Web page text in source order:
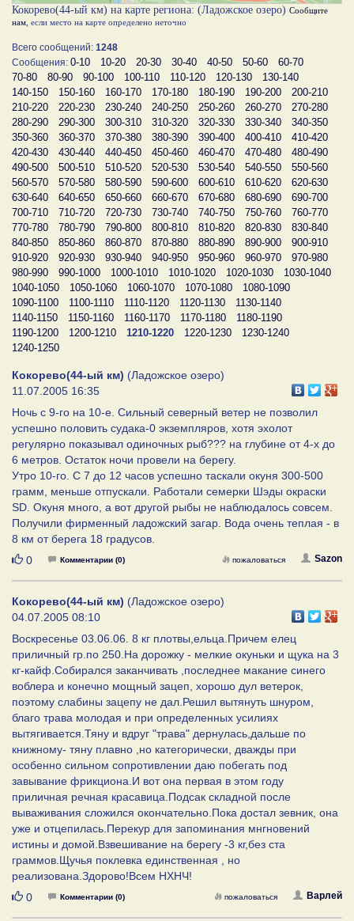
Кокорево(44-ый км) на карте региона: (Ладожское озеро) Сообщите
нам , если место на карте определено неточно
Всего сообщений: 1248
Сообщения: 0-10 10-20 20-30 30-40 40-50 50-60
60-70
70-80
80-90 90-100 100-110 110-120 120-130
130-140
140-150
150-160 160-170 170-180 180-190 190-200
200-210
210-220
220-230 230-240 240-250 250-260 260-270
270-280
280-290
290-300 300-310 310-320 320-330 330-340
340-350
350-360
360-370 370-380 380-390 390-400 400-410
410-420
420-430
430-440 440-450 450-460 460-470 470-480
480-490
490-500
500-510 510-520 520-530 530-540 540-550
550-560
560-570
570-580 580-590 590-600 600-610 610-620
620-630
630-640
640-650 650-660 660-670 670-680 680-690
690-700
700-710
710-720 720-730 730-740 740-750 750-760
760-770
770-780
780-790 790-800 800-810 810-820 820-830
830-840
840-850
850-860 860-870 870-880 880-890 890-900
900-910
910-920
920-930 930-940 940-950 950-960 960-970
970-980
980-990
990-1000 1000-1010 1010-1020 1020-1030
1030-1040
1040-1050
1050-1060 1060-1070 1070-1080
1080-1090
1090-1100
1100-1110 1110-1120 1120-1130
1130-1140
1140-1150
1150-1160 1160-1170 1170-1180
1180-1190
1190-1200
1200-1210 1210-1220 1220-1230
1230-1240
1240-1250
Кокорево(44-ый км) (Ладожское озеро)
11.07.2005 16:35
Ночь с 9-го на 10-е. Сильный северный ветер не позволил
успешно половить судака-0 экземпляров, хотя эхолот
регулярно показывал одиночных рыб??? на глубине от 4-х до
6 метров. Остаток ночи провели на берегу.
Утро 10-го. С 7 до 12 часов успешно таскали окуня 300-500
грамм, меньше отпускали. Работали семерки Шэды окраски
SD. Окуня много, а вот другой рыбы не наблюдалось совсем.
Получили фирменный ладожский загар. Вода очень теплая - в
8 км от берега 18 градусов.
Нравится
0 Комментарии (0) Sazon
пожаловаться
Кокорево(44-ый км) (Ладожское озеро)
04.07.2005 08:10
Воскресенье 03.06.06. 8 кг плотвы,ельца.Причем елец
приличный гр.по 250.На дорожку - мелкие окуньки и щука на 3
кг-кайф.Собирался заканчивать ,последнее макание синего
воблера и конечно мощный зацеп, хорошо дул ветерок,
поэтому слабины зацепу не дал.Решил вытянуть шнуром,
благо трава молодая и при определенных усилиях
вытягивается.Тяну и вдруг "трава" дернулась,дальше по
книжному- тяну плавно ,но категорически, дважды при
особенно сильном сопротивлении даю побегать под
завывание фрикциона.И вот она первая в этом году
приличная речная красавица.Подсак складной после
вываживания сложился окончательно.Пока достал зевник, она
уже и отцепилась.Перекур для запоминания мнгновений
истины и домой.Взвешивание на берегу -3 кг,без ста
граммов.Щучья поклевка единственная , но
реализована.Здорово!Всем НХНЧ!
Нравится
0 Комментарии (0) Варлей
пожаловаться